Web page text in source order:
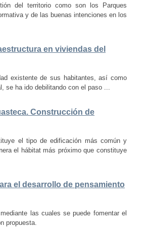
del territorio como son los Parques
y de las buenas intenciones en los
en viviendas del
existente de sus habitantes, así como
se ha ido debilitando con el paso ...
Construcción de
el tipo de edificación más común y
el hábitat más próximo que constituye
el desarrollo de pensamiento
las cuales se puede fomentar el
propuesta.